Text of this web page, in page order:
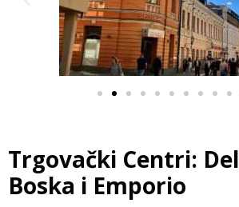
Trgovački Centri:
Boska i Emporio